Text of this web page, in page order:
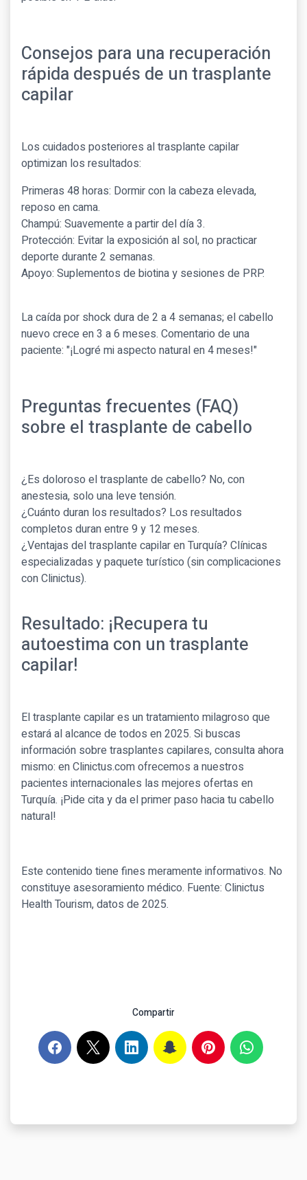
Consejos para una recuperación
rápida después de un trasplante
capilar
Los cuidados posteriores al trasplante capilar
optimizan los resultados:
Primeras 48 horas: Dormir con la cabeza elevada,
reposo en cama.
Champú: Suavemente a partir del día 3.
Protección: Evitar la exposición al sol, no practicar
deporte durante 2 semanas.
Apoyo: Suplementos de biotina y sesiones de PRP.
La caída por shock dura de 2 a 4 semanas; el cabello
nuevo crece en 3 a 6 meses. Comentario de una
paciente: "¡Logré mi aspecto natural en 4 meses!"
Preguntas frecuentes (FAQ)
sobre el trasplante de cabello
¿Es doloroso el trasplante de cabello? No, con
anestesia, solo una leve tensión.
¿Cuánto duran los resultados? Los resultados
completos duran entre 9 y 12 meses.
¿Ventajas del trasplante capilar en Turquía? Clínicas
especializadas y paquete turístico (sin complicaciones
con Clinictus).
Resultado: ¡Recupera tu
autoestima con un trasplante
capilar!
El trasplante capilar es un tratamiento milagroso que
estará al alcance de todos en 2025. Si buscas
información sobre trasplantes capilares, consulta ahora
mismo: en Clinictus.com ofrecemos a nuestros
pacientes internacionales las mejores ofertas en
Turquía. ¡Pide cita y da el primer paso hacia tu cabello
natural!
Este contenido tiene fines meramente informativos. No
constituye asesoramiento médico. Fuente: Clinictus
Health Tourism, datos de 2025.
Compartir